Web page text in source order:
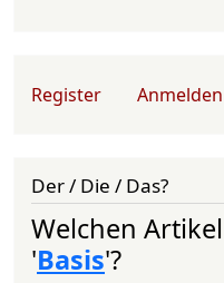
User account menu
Register Anmelden
Der / Die / Das?
Welchen
'Basis'?